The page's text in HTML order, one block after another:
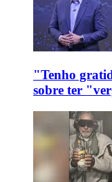
"Tenho
sobre ter